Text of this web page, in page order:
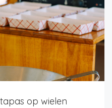
op wielen